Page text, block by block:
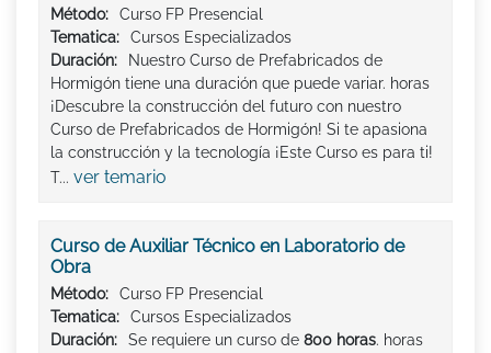
Método:
Curso FP Presencial
Tematica:
Cursos Especializados
Duración:
Nuestro Curso de Prefabricados de
Hormigón tiene una duración que puede variar. horas
¡Descubre la construcción del futuro con nuestro
Curso de Prefabricados de Hormigón! Si te apasiona
la construcción y la tecnología ¡Este Curso es para ti!
T... ver temario
Curso de Auxiliar Técnico en Laboratorio de
Obra
Método:
Curso FP Presencial
Tematica:
Cursos Especializados
Duración:
Se requiere un curso de 800 horas. horas